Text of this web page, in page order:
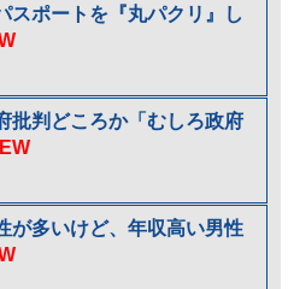
スポートを『丸パクリ』し
批判どころか「むしろ政府
が多いけど、年収高い男性